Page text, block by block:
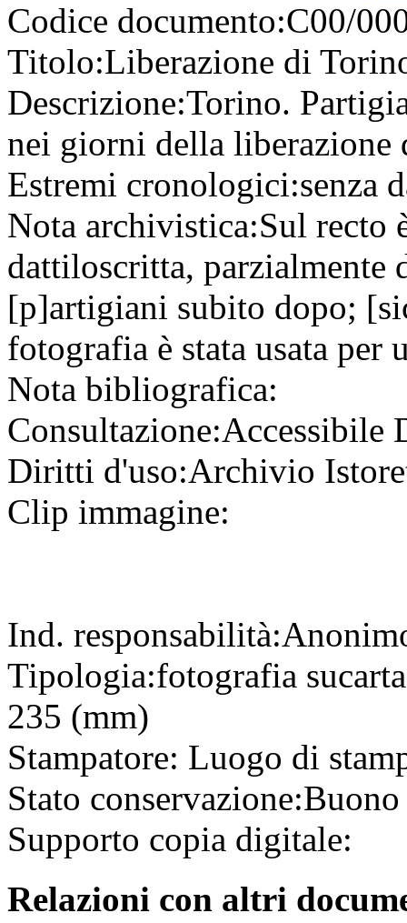
Codice documento:C00/
Titolo:Liberazione di
Descrizione:Torino.
nei giorni della liberazione
Estremi cronologici:senza
Nota archivistica:Sul recto
dattiloscritta, parzialmente
[p]artigiani subito dopo;
fotografia è stata usata per
Nota bibliografica:
Consultazione:Accessibile
Diritti d'uso:Archivio
Clip immagine:
Ind. responsabilità:
Tipologia:fotografia su
235 (mm)
Stampatore: Luogo di
Stato conservazione:Buono
Supporto copia digitale:
Relazioni con altri